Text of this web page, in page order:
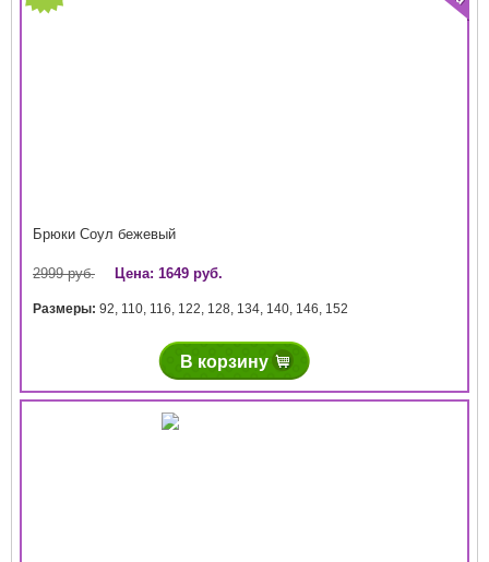
Брюки Соул бежевый
2999 руб. Цена: 1649 руб.
Размеры: 92, 110, 116, 122, 128, 134, 140, 146, 152
В корзину